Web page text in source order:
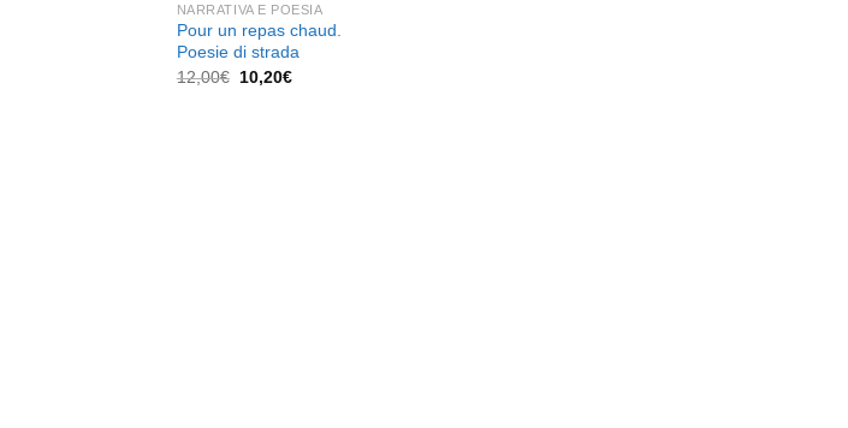
NARRATIVA E POESIA
Pour un repas chaud.
Poesie di strada
12,00€ Il
10,20€Il